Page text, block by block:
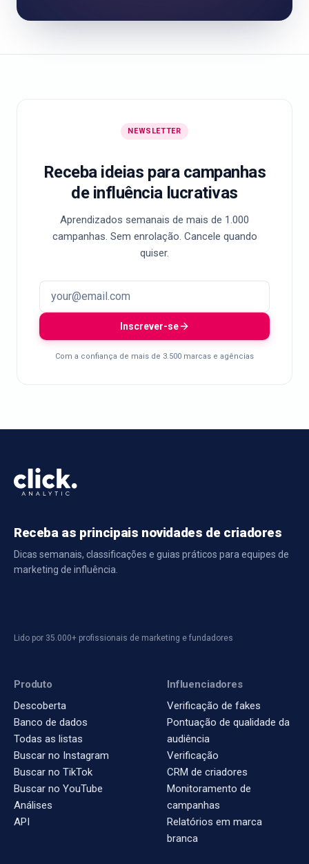
NEWSLETTER
Receba ideias para campanhas
de influência lucrativas
Aprendizados semanais de mais de 1.000
campanhas. Sem enrolação. Cancele quando
quiser.
Inscrever-se
Com a confiança de mais de 3.500 marcas e agências
Receba as principais novidades de criadores
Dicas semanais, classificações e guias práticos para equipes de
marketing de influência.
Lido por 35.000+ profissionais de marketing e fundadores
Produto
Descoberta
Banco de dados
Todas as listas
Buscar no Instagram
Buscar no TikTok
Buscar no YouTube
Análises
API
Influenciadores
Verificação de fakes
Pontuação de qualidade da
audiência
Verificação
CRM de criadores
Monitoramento de
campanhas
Relatórios em marca
branca